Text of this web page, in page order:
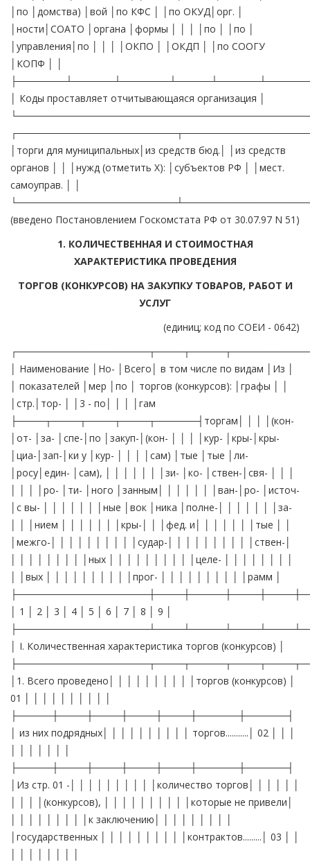
│по │домства) │вой │по КФС │ │по ОКУД│орг. │
│ности│СОАТО │органа │формы │ │ │ │по │ │по │
│управления│по │ │ │ │ОКПО │ │ОКДП │ │по СООГУ
│КОПФ │ │
│ Коды проставляет отчитывающаяся организация │
│торги для муниципальных│из средств бюд.│ │из средств
органов │ │ │нужд (отметить X): │субъектов РФ │ │мест.
самоуправ. │ │
(введено Постановлением Госкомстата РФ от 30.07.97 N 51)
1. КОЛИЧЕСТВЕННАЯ И СТОИМОСТНАЯ
ХАРАКТЕРИСТИКА ПРОВЕДЕНИЯ
ТОРГОВ (КОНКУРСОВ) НА ЗАКУПКУ ТОВАРОВ, РАБОТ И
УСЛУГ
(единиц; код по СОЕИ - 0642)
┌───────────────────┬────┬─────┬──────────────────────────┬──────┐ │ Наименование │Но- │Всего│ в том числе по видам │Из │ │ показателей │мер │по │ торгов (конкурсов): │графы │ │ │стр.│тор- │ │3 - по│ │ │ │гам ├────┬────┬────┬────┬──────┤торгам│ │ │ │(кон-│от- │за- │спе-│по │закуп-│(кон- │ │ │ │кур- │кры-│кры-│циа-│зап-│ки у │кур- │ │ │ │сам) │тые │тые │ли- │росу│един- │сам), │ │ │ │ │ │ │зи- │ко- │ствен-│свя- │ │ │ │ │ │ │ро- │ти- │ного │занным│ │ │ │ │ │ │ван-│ро- │источ-│с вы- │ │ │ │ │ │ │ные │вок │ника │полне-│ │ │ │ │ │ │за- │ │ │нием │ │ │ │ │ │ │кры-│ │ │фед. и│ │ │ │ │ │ │тые │ │ │межго-│ │ │ │ │ │ │ │ │ │судар-│ │ │ │ │ │ │ │ │ │ствен-│ │ │ │ │ │ │ │ │ │ных │ │ │ │ │ │ │ │ │ │целе- │ │ │ │ │ │ │ │ │ │вых │ │ │ │ │ │ │ │ │ │прог- │ │ │ │ │ │ │ │ │ │рамм │ ├───────────────────┼────┼─────┼────┼────┼────┼────┼──────┼──────┤ │ 1 │ 2 │ 3 │ 4 │ 5 │ 6 │ 7 │ 8 │ 9 │ ├───────────────────┴────┴─────┴────┴────┴────┴────┴──────┴──────┤ │ I. Количественная характеристика торгов (конкурсов) │ ├───────────────────┬────┬─────┬────┬────┬────┬────┬──────┬──────┤ │1. Всего проведено│ │ │ │ │ │ │ │ │ │торгов (конкурсов) │ 01 │ │ │ │ │ │ │ │ │ │ ├─────┼────┼────┼────┼────┼──────┼──────┤ │ из них подрядных│ │ │ │ │ │ │ │ │ │ торгов...........│ 02 │ │ │ │ │ │ │ │ │ │ ├─────┼────┼────┼────┼────┼──────┼──────┤ │Из стр. 01 -│ │ │ │ │ │ │ │ │ │количество торгов│ │ │ │ │ │ │ │ │ │(конкурсов), │ │ │ │ │ │ │ │ │ │которые не привели│ │ │ │ │ │ │ │ │ │к заключению│ │ │ │ │ │ │ │ │ │государственных │ │ │ │ │ │ │ │ │ │контрактов.........│ 03 │ │ │ │ │ │ │ │ │ │ ├─────┼────┼────┼────┼────┼──────┼──────┤ │ из них подрядных│ │ │ │ │ │ │ │ │ │ торгов...........│ 04 │ │ │ │ │ │ │ │ │ │ ├─────┼────┼────┼────┼────┼──────┼──────┤ │2. Количество│ │ │ │ │ │ │ │ │ │заключенных │ │ │ │ │ │ │ │ │ │контрактов.........│ 05 │ │ │ │ │ │ │ │ │ │ ├─────┼────┼────┼────┼────┼──────┼──────┤ │ из них по│ │ │ │ │ │ │ │ │ │ подрядным работам│ 06 │ │ │ │ │ │ │ │ │ │ ├─────┼────┼────┼────┼────┼──────┼──────┤ │3. Расторгнуто│ │ │ │ │ │ │ │ │ │контрактов (из│ │ │ │ │ │ │ │ │ │числа заключенных│ │ │ │ │ │ │ │ │ │за отчетный период)│ 07 │ │ │ │ │ │ │ │ │ │ ├─────┼────┼────┼────┼────┼──────┼──────┤ │ в том числе по│ │ │ │ │ │ │ │ │ │ инициативе │ │ │ │ │ │ │ │ │ │ заказчика........│ 08 │ │ │ │ │ │ │ │ ├───────────────────┴────┴─────┴────┴────┴────┴────┴──────┴──────┤ │II. Количественная характеристика участников торгов (конкурсов) │ ├───────────────────┬────┬─────┬────┬────┬────┬────┬──────┬──────┤ │1. Общее количество│ │ │ │ │ │ │ │ │ │поставщиков, │ │ │ │ │ │ │ │ │ │подавших заявки на│ │ │ │ │ │ │ │ │ │участие в торгах│ │ │ │ │ │ │ │ │ │(конкурсах)........│ 09 │ │ │ │ │ │ │ │ │ │ ├─────┼────┼────┼────┼────┼──────┼──────┤ │ из них по│ │ │ │ │ │ │ │ │ │ подрядным торгам │ 10 │ │ │ │ │ │ │ │ │ │ ├─────┼────┼────┼────┼────┼──────┼──────┤ │Из строки 09: │ │ │ │ │ │ │ │ │ │ отечественные....│ 11 │ │ │ │ │ │ │ │ │ │ ├─────┼────┼────┼────┼────┼──────┼──────┤ │ отечественные с│ │ │ │ │ │ │ │ │ │ участием │ │ │ │ │ │ │ │ │ │ иностранного │ │ │ │ │ │ │ │ │ │ капитала.........│ 12 │ │ │ │ │ │ │ │ │ │ ├─────┼────┼────┼────┼────┼──────┼──────┤ │ зарубежные.......│ 13 │ │ │ │ │ │ │ │ │ │ ├─────┼────┼────┼────┼────┼──────┼──────┤ │ из них: │ │ │ │ │ │ │ │ │ │ из стран СНГ...│ 14 │ │ │ │ │ │ │ │ │ │ ├─────┼────┼────┼────┼────┼──────┼──────┤ │ из дальнего │ │ │ │ │ │ │ │ │ │ зарубежья......│ 15 │ │ │ │ │ │ │ │ │ │ ├─────┼────┼────┼────┼────┼──────┼──────┤ │2. Отклонено заявок│ │ │ │ │ │ │ │ │ │поставщиков........│ 16 │ │ │ │ │ │ │ │ │ │ ├─────┼────┼────┼────┼────┼──────┼──────┤ │ из них по│ │ │ │ │ │ │ │ │ │ подрядным торгам │ 17 │ │ │ │ │ │ │ │ │ │ ├─────┼────┼────┼────┼────┼──────┼──────┤ │Из строки